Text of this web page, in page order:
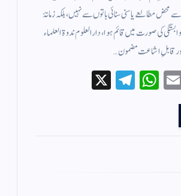
مطالعے یا سنی سنائی باتوں سے نہیں، بلکہ زمانۂ
کی صورت میں قائم ہوا، دارالعلوم ندوۃ العلماء
اور قابلِ اشاعت مضمون…
E
W
Te